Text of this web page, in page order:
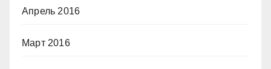
Апрель 2016
Март 2016